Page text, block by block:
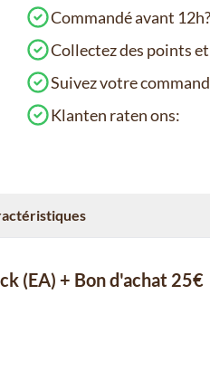
Commandé avant
Collectez des points
Suivez votre
Klanten raten ons:
(EA) + Bon d'achat 25€